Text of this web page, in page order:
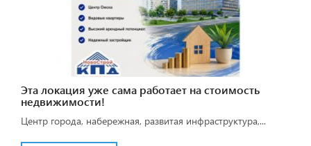
Эта локация уже сама работает на стоимость
недвижимости!
Центр города, набережная, развитая инфраструктура,...